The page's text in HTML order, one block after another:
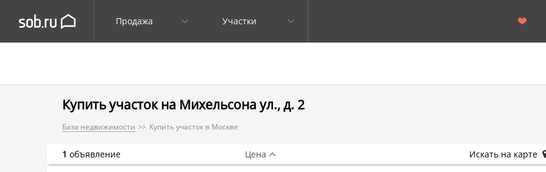
Продажа Участки
Купить участок на Михельсона ул., д. 2
База недвижимости Купить участок в Москве
1 объявление Цена Искать на карте